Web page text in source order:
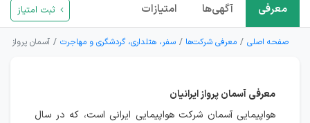
معرفی آگهی‌ها امتیازات ثبت امتیاز
صفحه اصلی معرفی شرکت‌ها سفر، هتلداری، گردشگری و مهاجرت آسمان پرواز
معرفی آسمان پرواز ایرانیان
هواپیمایی آسمان شرکت هواپیمایی ایرانی است، که در سال